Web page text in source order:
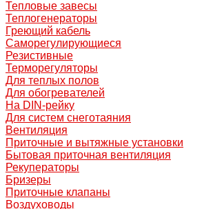
Тепловые завесы
Теплогенераторы
Греющий кабель
Саморегулирующиеся
Резистивные
Терморегуляторы
Для теплых полов
Для обогревателей
На DIN-рейку
Для систем снеготаяния
Вентиляция
Приточные и вытяжные установки
Бытовая приточная вентиляция
Рекуператоры
Бризеры
Приточные клапаны
Воздуховоды